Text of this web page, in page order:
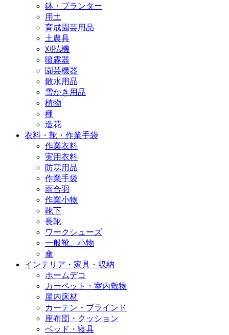
鉢・プランター
用土
育成園芸用品
土農具
刈払機
噴霧器
園芸機器
散水用品
雪かき用品
植物
種
造花
衣料・靴・作業手袋
作業衣料
実用衣料
防寒用品
作業手袋
雨合羽
作業小物
靴下
長靴
ワークシューズ
一般靴、小物
傘
インテリア・家具・収納
ホームデコ
カーペット・室内敷物
屋内床材
カーテン・ブラインド
座布団・クッション
ベッド・寝具